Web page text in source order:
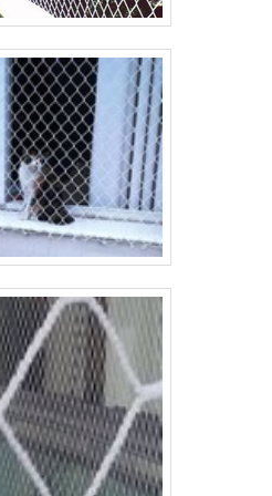
podendo ser feita por
fornecidas pela
é um dos diferenciais
da Casa das Telas tão
se você está
de tela de qualidade,
de confiança, a
certa. Com seus
cerca de tela, a
e tranquilidade para